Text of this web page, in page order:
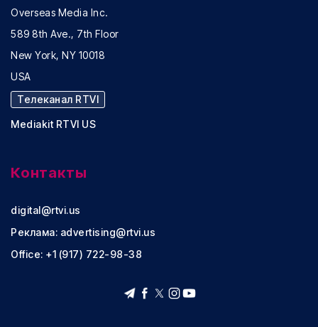
Overseas Media Inc.
589 8th Ave., 7th Floor
New York, NY 10018
USA
Телеканал RTVI
Mediakit RTVI US
Контакты
digital@rtvi.us
Реклама: advertising@rtvi.us
Office: +1 (917) 722-98-38